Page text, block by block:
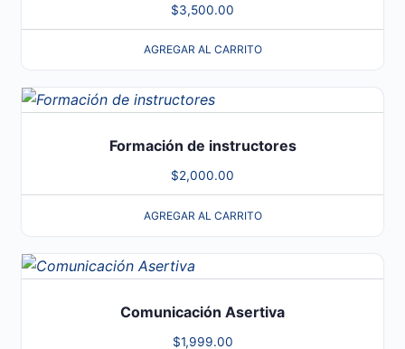
$3,500.00
AGREGAR AL CARRITO
Formación de instructores
$2,000.00
AGREGAR AL CARRITO
Comunicación Asertiva
$1,999.00